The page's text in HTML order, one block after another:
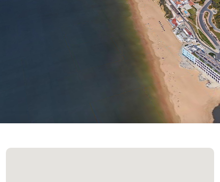
(+351) 289 580 533
info@visitalbufeira.com